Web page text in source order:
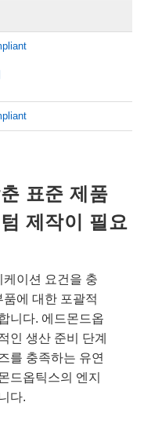
표준 제품
제작이 필요
이션 요건을 충
에 대한 포괄적
니다. 에드몬드옵
인 생산 준비 단계
를 충족하는 유연
드옵틱스의 엔지
다.